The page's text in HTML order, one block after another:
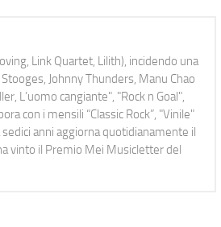
Link Quartet, Lilith), incidendo una
Johnny Thunders, Manu Chao
L’uomo cangiante", "Rock n Goal",
con i mensili “Classic Rock”, "Vinile"
anni aggiorna quotidianamente il
vinto il Premio Mei Musicletter del